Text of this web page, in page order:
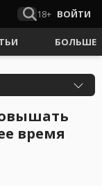
18+ ВОЙТИ
БОЛЬШЕ
время